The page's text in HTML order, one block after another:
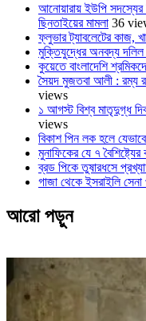
আনোয়ারায় ইউপি সদস্যের
ছিনতাইয়ের মামলা 36
ফ্লুভার ট্যাবলেটের কাজ,
মুক্তিযুদ্ধের অনবদ্য দলিল
কুয়েতে বাংলাদেশি
সৈয়দ মুজতবা আলী : রম্য
views
১ আগস্ট বিশ্ব মাতৃদুগ্ধ
views
বিকাশ পিন লক হলে
মুনাফিকের যে ৭
ব্রড পিকে তুষারধসে
গাজা থেকে ইসরাইলি
আরো পড়ুন